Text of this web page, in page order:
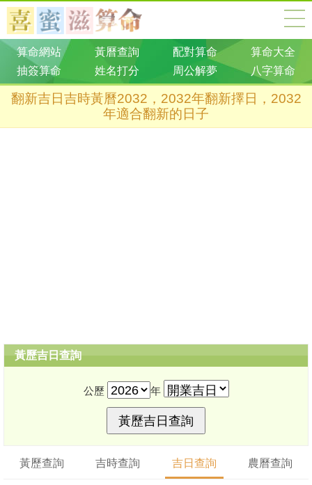
算命網站 黃曆查詢 配對算命
算命大全
抽簽算命
姓名打分 周公解夢 八字算命
翻新吉日吉時黃曆2032，2032年翻新擇日，2032
年適合翻新的日子
黃歷吉日查詢
公歷 年
黃歷查詢 吉時查詢 吉日查詢 農曆查詢